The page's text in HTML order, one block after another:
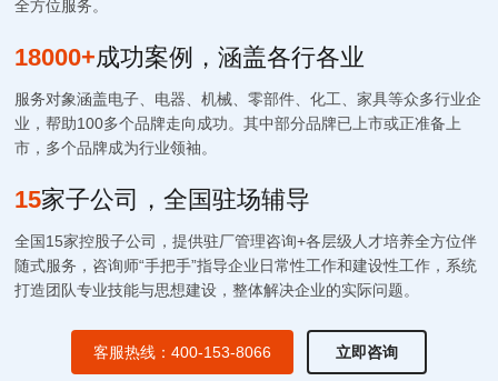
全方位服务。
18000+成功案例，涵盖各行各业
服务对象涵盖电子、电器、机械、零部件、化工、家具等众多行业企
业，帮助100多个品牌走向成功。其中部分品牌已上市或正准备上
市，多个品牌成为行业领袖。
15家子公司，全国驻场辅导
全国15家控股子公司，提供驻厂管理咨询+各层级人才培养全方位伴
随式服务，咨询师“手把手”指导企业日常性工作和建设性工作，系统
打造团队专业技能与思想建设，整体解决企业的实际问题。
客服热线：400-153-8066 立即咨询